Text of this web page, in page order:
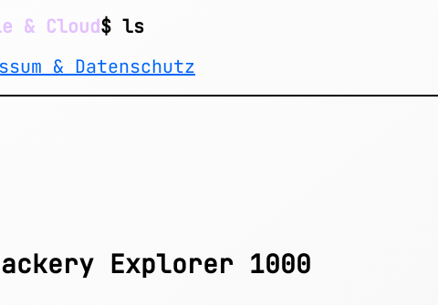
& Cloud$ ls
& Datenschutz
Explorer 1000